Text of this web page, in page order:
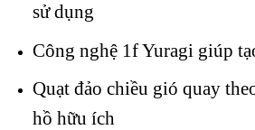
sử dụng
Công nghệ 1f Yuragi giúp
Quạt đảo chiều gió quay
hồ hữu ích